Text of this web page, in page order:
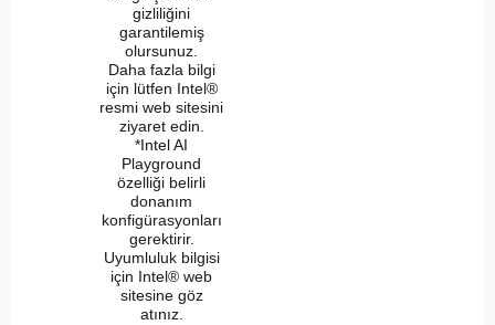
gizliliğini
garantilemiş
olursunuz.
Daha fazla bilgi
için lütfen Intel®
resmi web sitesini
ziyaret edin.
*Intel AI
Playground
özelliği belirli
donanım
konfigürasyonları
gerektirir.
Uyumluluk bilgisi
için Intel® web
sitesine göz
atınız.